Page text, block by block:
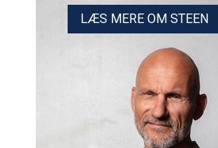
LÆS MERE OM STEEN